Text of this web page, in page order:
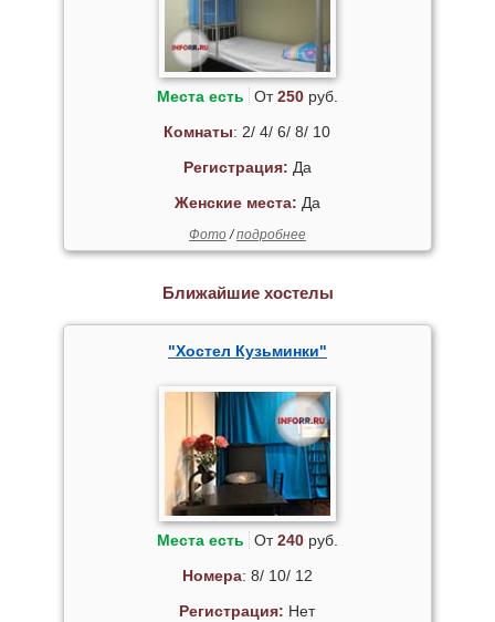
Места есть От250руб.
Комнаты: 2/ 4/ 6/ 8/ 10
Регистрация: Да
Женские места: Да
Фото/подробнее
Ближайшие хостелы
"Хостел Кузьминки"
Места есть От240руб.
Номера: 8/ 10/ 12
Регистрация: Нет